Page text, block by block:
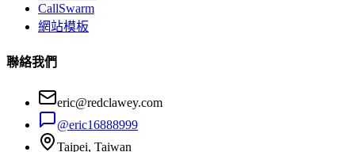
CallSwarm
網站模板
聯絡我們
eric@redclawey.com
@eric16888999
Taipei, Taiwan